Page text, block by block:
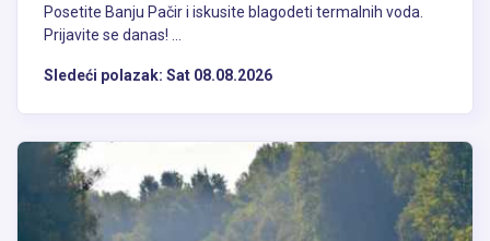
Posetite Banju Pačir i iskusite blagodeti termalnih voda.
Prijavite se danas! ...
Sledeći polazak: Sat 08.08.2026